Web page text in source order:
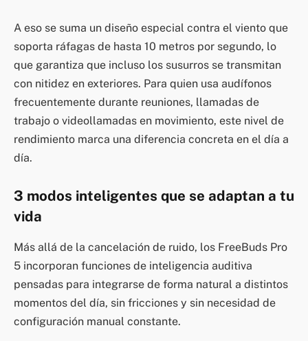
A eso se suma un diseño especial contra el viento que
soporta ráfagas de hasta 10 metros por segundo, lo
que garantiza que incluso los susurros se transmitan
con nitidez en exteriores. Para quien usa audífonos
frecuentemente durante reuniones, llamadas de
trabajo o videollamadas en movimiento, este nivel de
rendimiento marca una diferencia concreta en el día a
día.
3 modos inteligentes que se adaptan a tu
vida
Más allá de la cancelación de ruido, los FreeBuds Pro
5 incorporan funciones de inteligencia auditiva
pensadas para integrarse de forma natural a distintos
momentos del día, sin fricciones y sin necesidad de
configuración manual constante.